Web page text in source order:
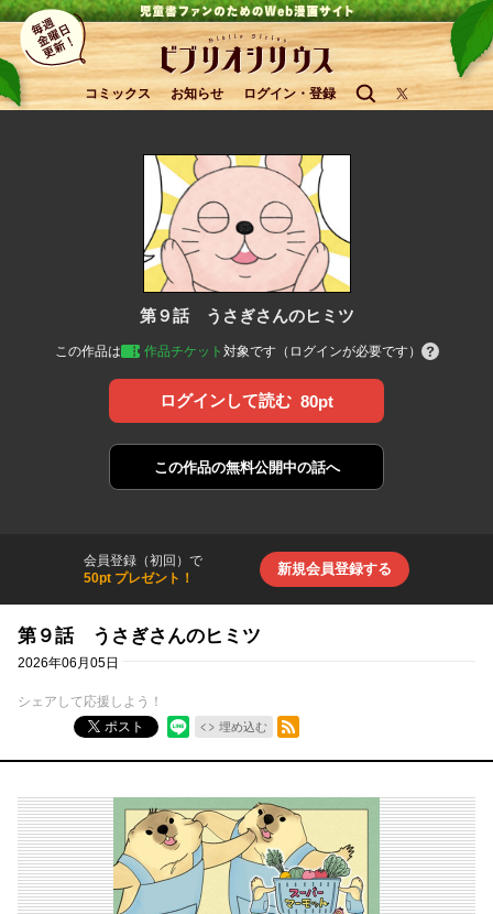
コミックス お知らせ ログイン・登録
第９話 うさぎさんのヒミツ
この作品は 作品チケット 対象です（ログインが必要です）
ログインして読む 80pt
この作品の無料公開中の話へ
会員登録（初回）で
50pt プレゼント！
新規会員登録する
第９話 うさぎさんのヒミツ
2026年06月05日
シェアして応援しよう！
ポスト
埋め込む
RSSフィード